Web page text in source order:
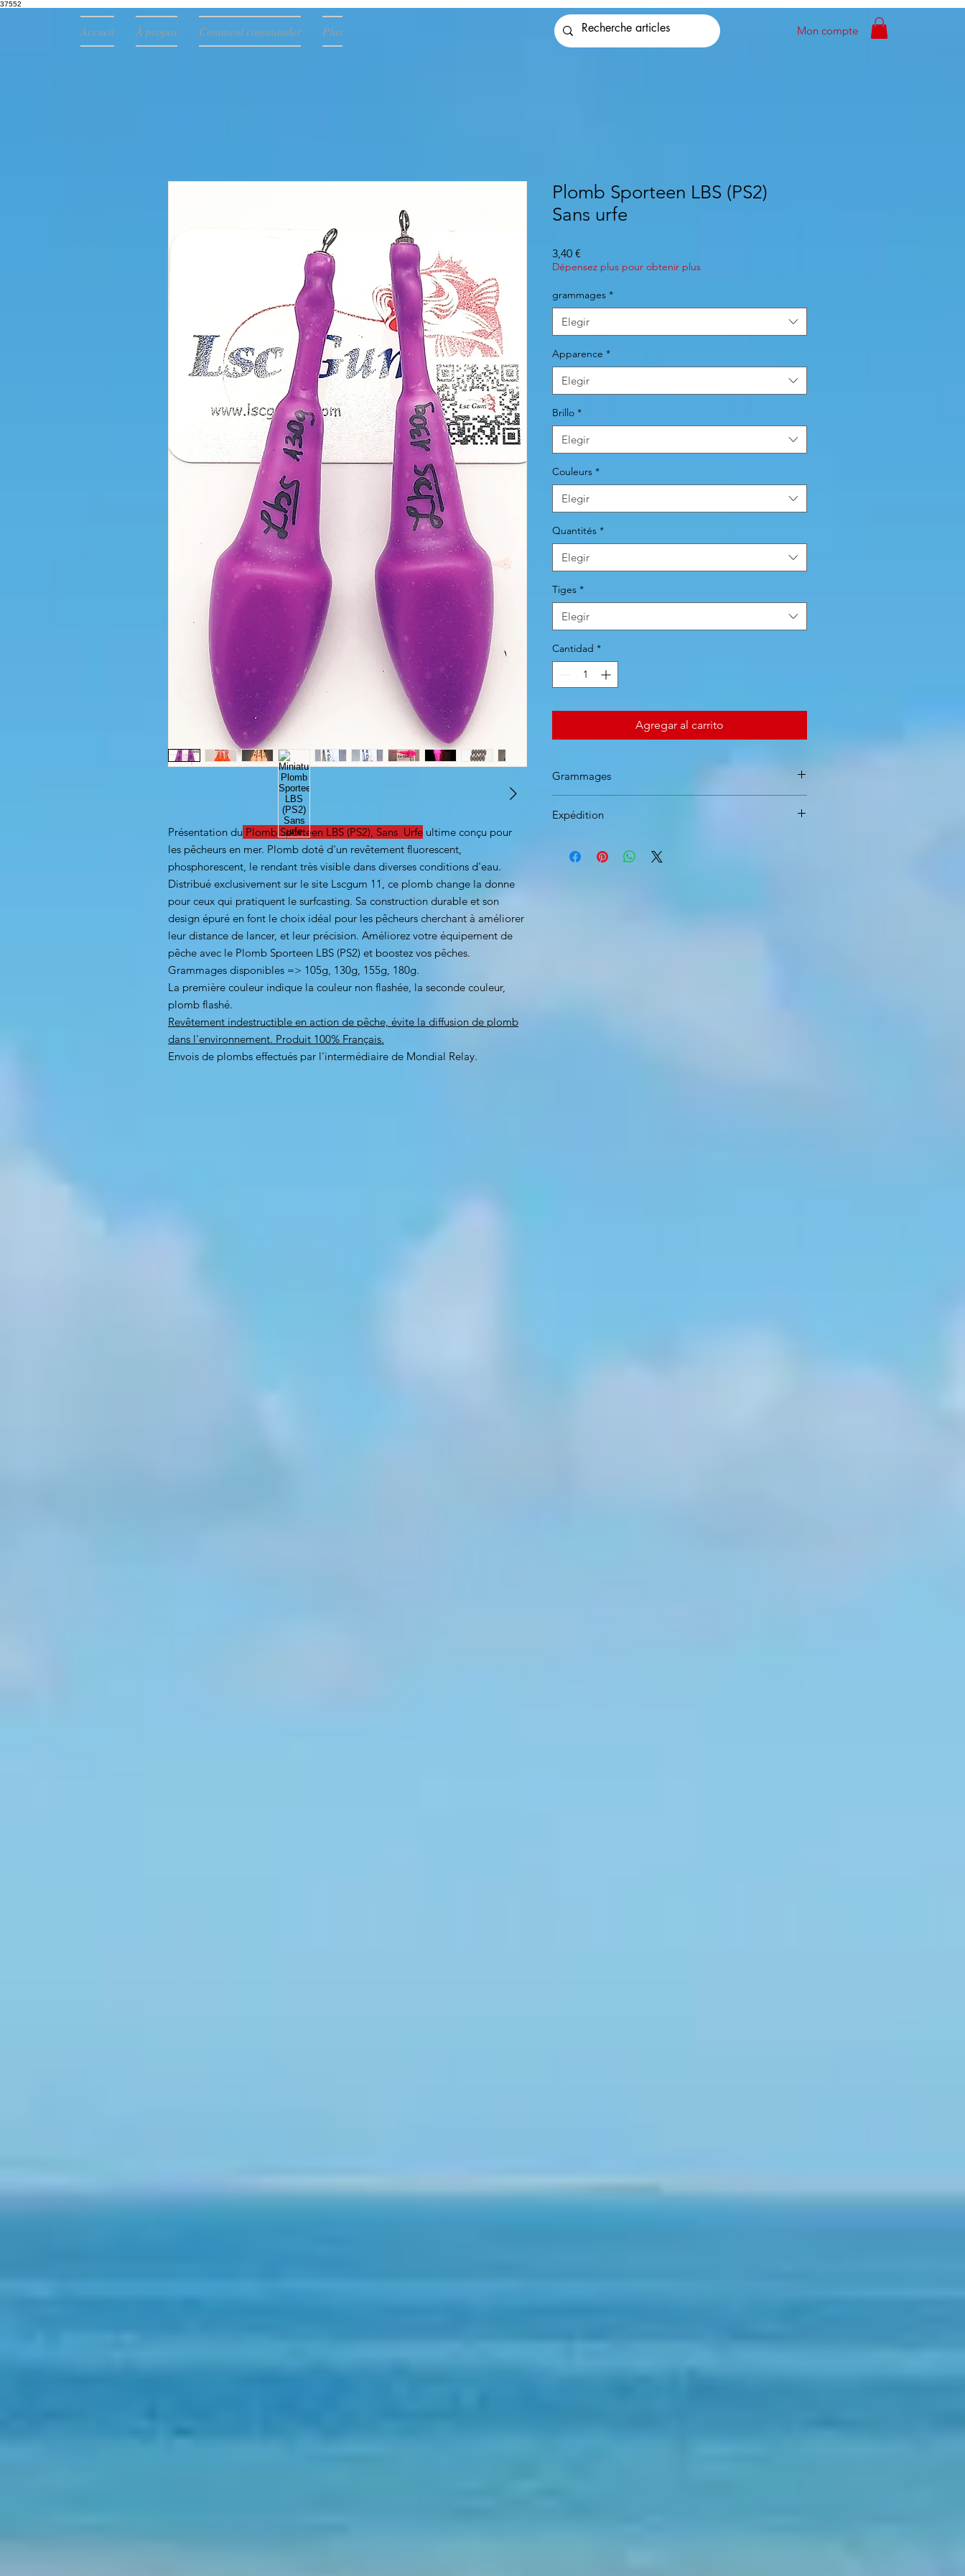
37552
Accueil À propos Comment commander Plus Mon compte
Présentation du Plomb Sporteen LBS (PS2), Sans Urfe ultime conçu pour
les pêcheurs en mer. Plomb doté d'un revêtement fluorescent,
phosphorescent, le rendant très visible dans diverses conditions d'eau.
Distribué exclusivement sur le site Lscgum 11, ce plomb change la donne
pour ceux qui pratiquent le surfcasting. Sa construction durable et son
design épuré en font le choix idéal pour les pêcheurs cherchant à améliorer
leur distance de lancer, et leur précision. Améliorez votre équipement de
pêche avec le Plomb Sporteen LBS (PS2) et boostez vos pêches.
Grammages disponibles => 105g, 130g, 155g, 180g.
La première couleur indique la couleur non flashée, la seconde couleur,
plomb flashé.
Revêtement indestructible en action de pêche, évite la diffusion de plomb
dans l'environnement. Produit 100% Français.
Envois de plombs effectués par l'intermédiaire de Mondial Relay.
Plomb Sporteen LBS (PS2)
Sans urfe
3,40 €
Dépensez plus pour obtenir plus
grammages *
Elegir
Apparence *
Elegir
Brillo *
Elegir
Couleurs *
Elegir
Quantités *
Elegir
Tiges *
Elegir
Cantidad *
Agregar al carrito
Grammages
Expédition
De 1€ à 50€ => 5,50€ De 50€ à 90€ => 7.50€ 90€ et +